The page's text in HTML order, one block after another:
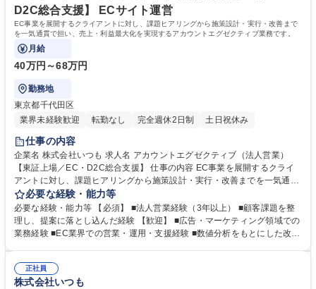
D2C総合支援】 ECサイト運営
EC事業を展開するクライアントに対し、課題ヒアリングから施策設計・実行・改善まで
を一気通貫で担い、売上・利益最大化を実現するアカウントエグゼクティブ業務です。
月給
40万円～68万円
勤務地
東京都千代田区
業界未経験歓迎
転勤なし 完全週休2日制 土日祝休み
仕事の内容
企業名 株式会社いつも 求人名 アカウントエグゼクティブ（法人営業）
【東証上場／EC・D2C総合支援】 仕事の内容 EC事業を展開するクライ
アントに対し、課題ヒアリングから施策設計・実行・改善までを一気通貫
で担い、売上・利益最大化を実現するアカウントエグゼクティブ業務で
す。 ■新規クライアントへの提案営業、課題ヒアリング、企画立案 ■広
告・販促施策の提案資料作成、プレゼンテーション ■既存顧客の売上・広
告効果分析、改善施策の実行支援 ■広告運用・制作など社内専門チームと
人営業）【東証上場／EC・D2C総合支援】
必要な経験・能力等
必要な経験・能力等 【必須】 ■法人営業経験（3年以上） ■顧客課題を整
理し、提案に落とし込んだ経験 【歓迎】 ■広告・マーケティング領域での
業務経験 ■EC業界での営業・運用・支援経験 ■数値分析をもとにした改善
学力： 資格：
正社員
株式会社いつも